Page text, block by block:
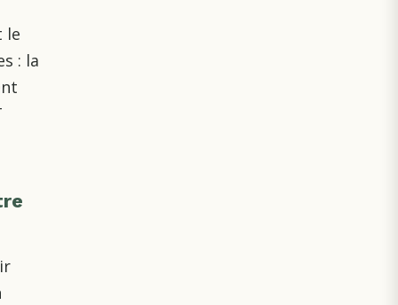
le
: la